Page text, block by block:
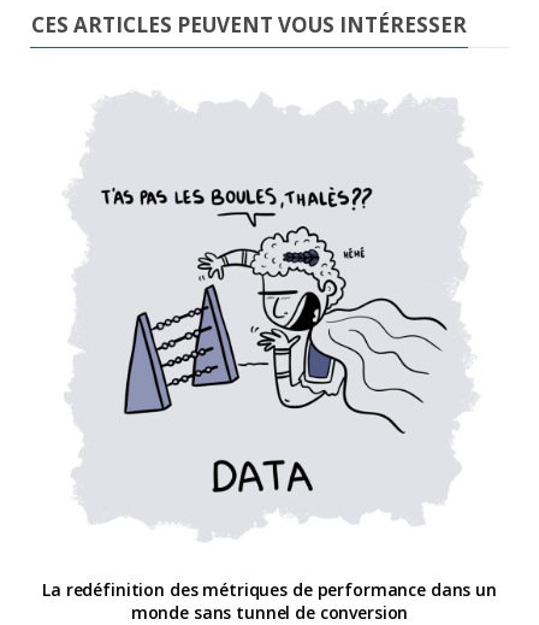
CES ARTICLES PEUVENT VOUS INTÉRESSER
La redéfinition des métriques de performance dans un
monde sans tunnel de conversion